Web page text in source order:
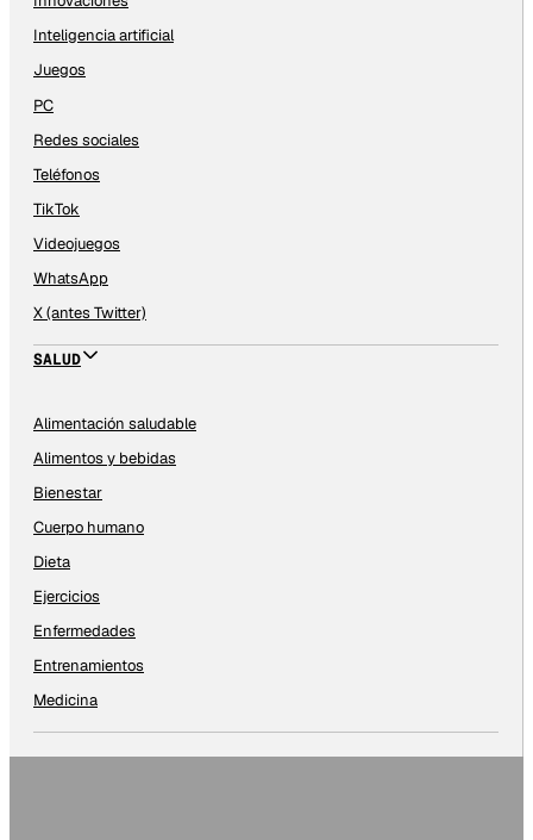
Inteligencia artificial
Juegos
PC
Redes sociales
Teléfonos
TikTok
Videojuegos
WhatsApp
X (antes Twitter)
SALUD
Alimentación saludable
Alimentos y bebidas
Bienestar
Cuerpo humano
Dieta
Ejercicios
Enfermedades
Entrenamientos
Medicina